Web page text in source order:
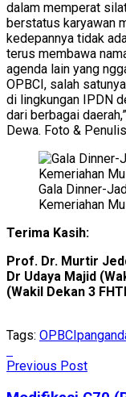
dalam memperat
berstatus karyawan
kedepannya tidak
terus membawa
agenda lain yang
OPBCI, salah
di lingkungan IPDN
dari berbagai
Dewa. Foto &
Gala Dinner-
Kemeriahan
Terima Kasih:
Prof. Dr. Murtir
Dr Udaya Majid
(Wakil Dekan 3
Tags: OPBCI
Previous Post